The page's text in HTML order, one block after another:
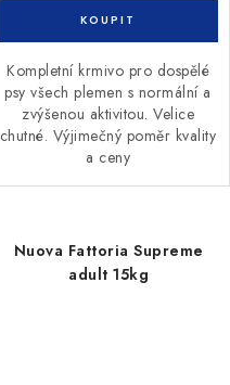
Kompletní krmivo pro dospělé
psy všech plemen s normální a
zvýšenou aktivitou. Velice
chutné. Výjimečný poměr kvality
a ceny
Nuova Fattoria Supreme
adult 15kg